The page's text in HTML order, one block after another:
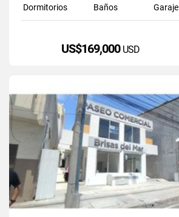
Dormitorios Baños Garaje
US$169,000 USD